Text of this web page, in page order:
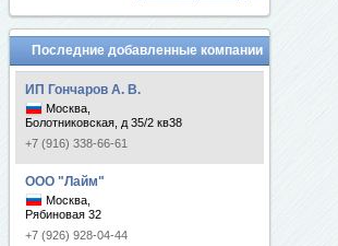
Последние добавленные компании
ИП Гончаров А. В.
Москва,
Болотниковская, д 35/2 кв38
+7 (916) 338-66-61
ООО "Лайм"
Москва,
Рябиновая 32
+7 (926) 928-04-44